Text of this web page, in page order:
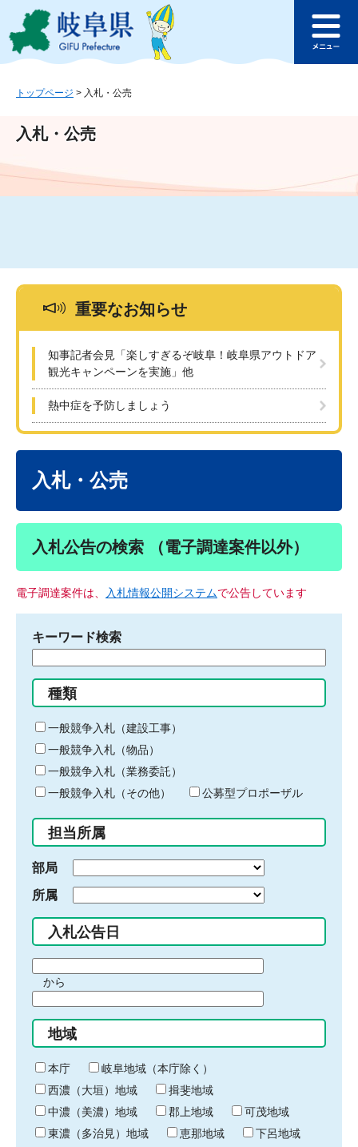
ジ
ュ
文
このページの本文へ
ュ
トップページ > 入札・公売
入札・公売
重要なお知らせ
知事記者会見「楽しすぎるぞ岐阜！岐阜県アウトドア
観光キャンペーンを実施」他
熱中症を予防しましょう
入札・公売
入札公告の検索 （電子調達案件以外）
電子調達案件は、 入札情報公開システムで公告しています
キーワード検索
る
キ
ー
ワ
ー
ド
入
力
種類
一般競争入札（建設工事）
一般競争入札（物品）
一般競争入札（業務委託）
一般競争入札（その他）
公募型プロポーザル
担当所属
部局
所属
入札公告日
間
始
り
から
間
終
わ
り
地域
本庁
岐阜地域（本庁除く）
西濃（大垣）地域
揖斐地域
中濃（美濃）地域
郡上地域
可茂地域
東濃（多治見）地域
恵那地域
下呂地域